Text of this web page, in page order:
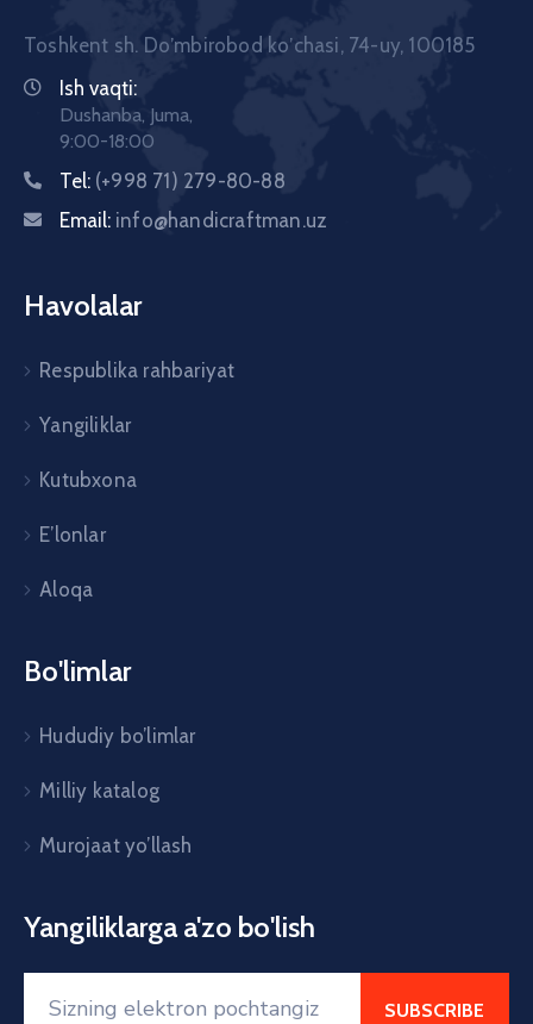
Toshkent sh. Doʼmbirobod koʼchasi, 74-uy, 100185
Ish vaqti:
Dushanba, Juma,
9:00-18:00
Tel: (+998 71) 279-80-88
Email: info@handicraftman.uz
Havolalar
Respublika rahbariyat
Yangiliklar
Kutubxona
E’lonlar
Aloqa
Bo'limlar
Hududiy bo’limlar
Milliy katalog
Murojaat yo’llash
Yangiliklarga a'zo bo'lish